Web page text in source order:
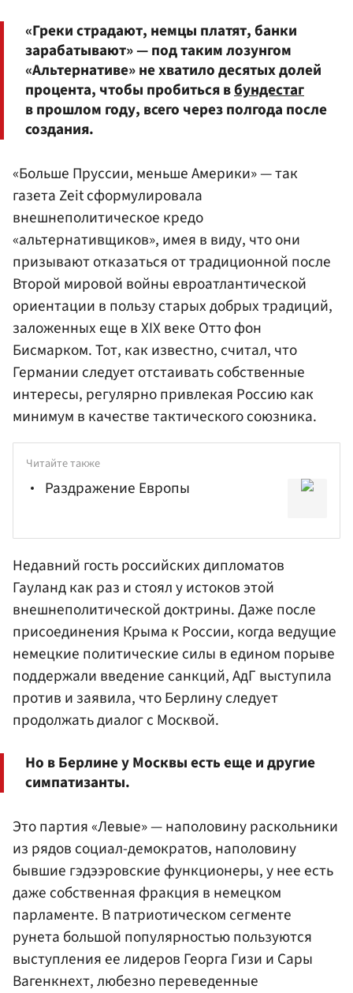
«Греки страдают, немцы платят, банки
зарабатывают» — под таким лозунгом
«Альтернативе» не хватило десятых долей
процента, чтобы пробиться вбундестаг
в прошлом году, всего через полгода после
создания.
«Больше Пруссии, меньше Америки» — так
газета Zeit сформулировала
внешнеполитическое кредо
«альтернативщиков», имея в виду, что они
призывают отказаться от традиционной после
Второй мировой войны евроатлантической
ориентации в пользу старых добрых традиций,
заложенных еще в XIX веке Отто фон
Бисмарком. Тот, как известно, считал, что
Германии следует отстаивать собственные
интересы, регулярно привлекая Россию как
минимум в качестве тактического союзника.
Читайте также
Раздражение Европы
Недавний гость российских дипломатов
Гауланд как раз и стоял у истоков этой
внешнеполитической доктрины. Даже после
присоединения Крыма к России, когда ведущие
немецкие политические силы в едином порыве
поддержали введение санкций, АдГ выступила
против и заявила, что Берлину следует
продолжать диалог с Москвой.
Но в Берлине у Москвы есть еще и другие
симпатизанты.
Это партия «Левые» — наполовину раскольники
из рядов социал-демократов, наполовину
бывшие гэдээровские функционеры, у нее есть
даже собственная фракция в немецком
парламенте. В патриотическом сегменте
рунета большой популярностью пользуются
выступления ее лидеров Георга Гизи и Сары
Вагенкнехт, любезно переведенные